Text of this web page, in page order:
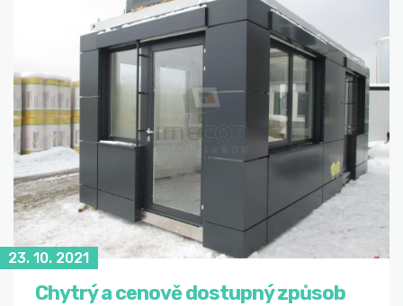
23. 10. 2021
Chytrý a cenově dostupný způsob